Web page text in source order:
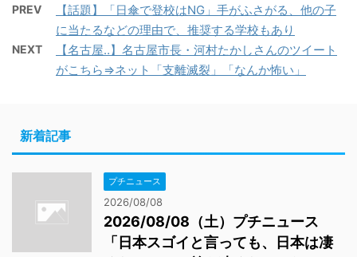
PREV
【話題】「日傘で登校はNG」手がふさがる、他の子
に当たるなどの理由で、推奨する学校もあり
NEXT
【名古屋‥】名古屋市長・河村たかしさんのツイート
がこちら⇒ネット「支離滅裂」「なんか怖い」
新着記事
プチニュース
2026/08/08
2026/08/08（土）プチニュース
「日本スゴイと言っても、日本は凄